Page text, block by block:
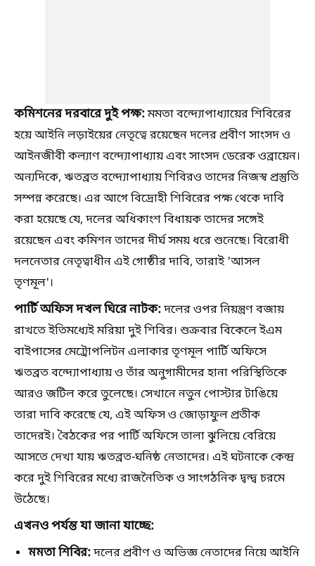
কমিশনের দরবারে দুই পক্ষ:মমতা বন্দ্যোপাধ্যায়ের শিবিরের
হয়ে আইনি লড়াইয়ের নেতৃত্বে রয়েছেন দলের প্রবীণ সাংসদ ও
আইনজীবী কল্যাণ বন্দ্যোপাধ্যায় এবং সাংসদ ডেরেক ওব্রায়েন।
অন্যদিকে, ঋতব্রত বন্দ্যোপাধ্যায় শিবিরও তাদের নিজস্ব প্রস্তুতি
সম্পন্ন করেছে। এর আগে বিদ্রোহী শিবিরের পক্ষ থেকে দাবি
করা হয়েছে যে, দলের অধিকাংশ বিধায়ক তাদের সঙ্গেই
রয়েছেন এবং কমিশন তাদের দীর্ঘ সময় ধরে শুনেছে। বিরোধী
দলনেতার নেতৃত্বাধীন এই গোষ্ঠীর দাবি, তারাই 'আসল
তৃণমূল'।
পার্টি অফিস দখল ঘিরে নাটক:দলের ওপর নিয়ন্ত্রণ বজায়
রাখতে ইতিমধ্যেই মরিয়া দুই শিবির। শুক্রবার বিকেলে ইএম
বাইপাসের মেট্রোপলিটন এলাকার তৃণমূল পার্টি অফিসে
ঋতব্রত বন্দ্যোপাধ্যায় ও তাঁর অনুগামীদের হানা পরিস্থিতিকে
আরও জটিল করে তুলেছে। সেখানে নতুন পোস্টার টাঙিয়ে
তারা দাবি করেছে যে, এই অফিস ও জোড়াফুল প্রতীক
তাদেরই। বৈঠকের পর পার্টি অফিসে তালা ঝুলিয়ে বেরিয়ে
আসতে দেখা যায় ঋতব্রত-ঘনিষ্ঠ নেতাদের। এই ঘটনাকে কেন্দ্র
করে দুই শিবিরের মধ্যে রাজনৈতিক ও সাংগঠনিক দ্বন্দ্ব চরমে
উঠেছে।
এখনও পর্যন্ত যা জানা যাচ্ছে:
মমতা শিবির:দলের প্রবীণ ও অভিজ্ঞ নেতাদের নিয়ে আইনি